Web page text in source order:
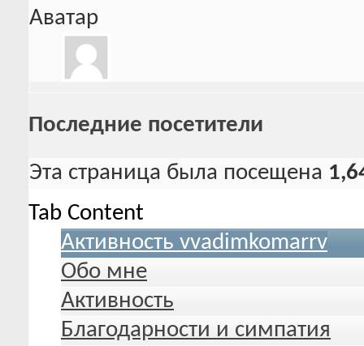
Аватар
Последние посетители
Эта страница была посещена
Tab Content
Активность vvadimkomarrv
Обо мне
Активность
Благодарности и симпатия